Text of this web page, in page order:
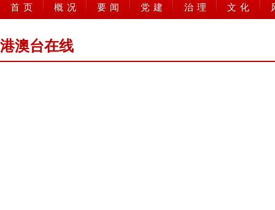
首页
概况
要闻
党建
治理
文化
港澳台在线